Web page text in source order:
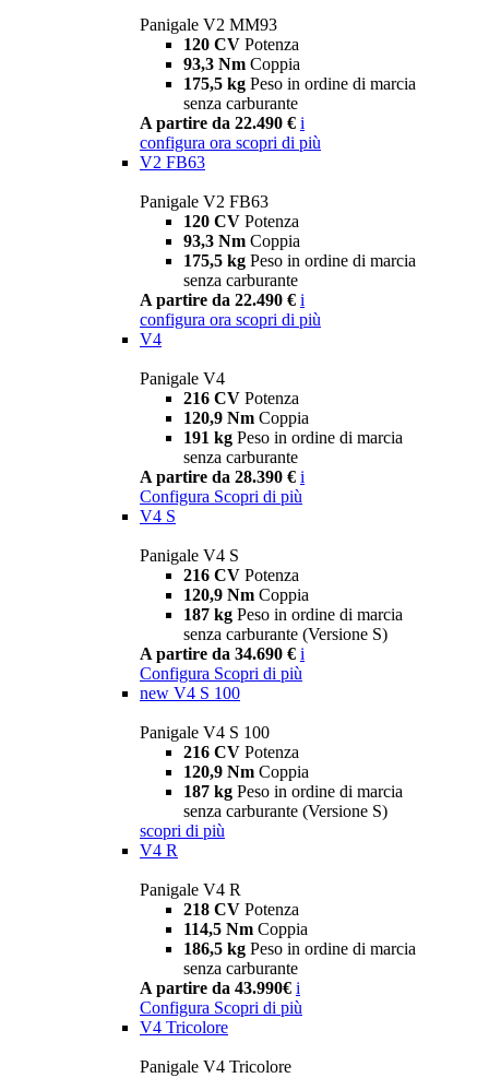
Panigale V2 MM93
120 CV Potenza
93,3 Nm Coppia
175,5 kg Peso in ordine di marcia
senza carburante
A partire da 22.490 € i
configura ora scopri di più
V2 FB63
Panigale V2 FB63
120 CV Potenza
93,3 Nm Coppia
175,5 kg Peso in ordine di marcia
senza carburante
A partire da 22.490 € i
configura ora scopri di più
V4
Panigale V4
216 CV Potenza
120,9 Nm Coppia
191 kg Peso in ordine di marcia
senza carburante
A partire da 28.390 € i
Configura Scopri di più
V4 S
Panigale V4 S
216 CV Potenza
120,9 Nm Coppia
187 kg Peso in ordine di marcia
senza carburante (Versione S)
A partire da 34.690 € i
Configura Scopri di più
new V4 S 100
Panigale V4 S 100
216 CV Potenza
120,9 Nm Coppia
187 kg Peso in ordine di marcia
senza carburante (Versione S)
scopri di più
V4 R
Panigale V4 R
218 CV Potenza
114,5 Nm Coppia
186,5 kg Peso in ordine di marcia
senza carburante
A partire da 43.990€ i
Configura Scopri di più
V4 Tricolore
Panigale V4 Tricolore